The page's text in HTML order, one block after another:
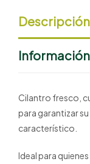
Descripción
Cilantro fresco,
para garantizar
característico.
Ideal para